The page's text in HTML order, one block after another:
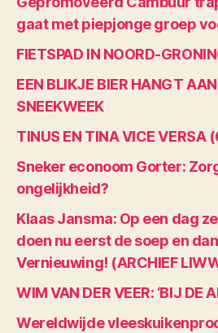
gaat met piepjonge groep
FIETSPAD IN NOORD-
EEN BLIKJE BIER HANGT
SNEEKWEEK
TINUS EN TINA VICE VERSA
Sneker econoom Gorter:
ongelijkheid?
Klaas Jansma: Op een dag
doen nu eerst de soep en
Vernieuwing! (ARCHIEF
WIM VAN DER VEER: ‘BIJ DE
Wereldwijde